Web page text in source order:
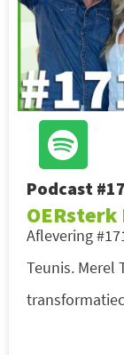
Podcast
Aflevering
Teunis. Merel